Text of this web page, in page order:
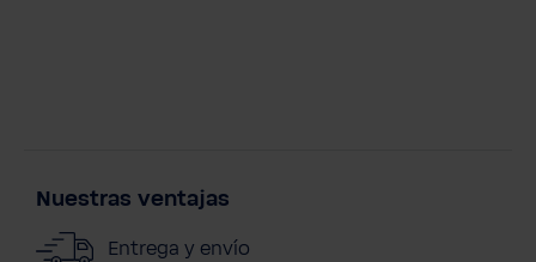
Nuestras ventajas
Entrega y envío